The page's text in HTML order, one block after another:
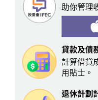
助你管理
貸款及債
計算借貸
用貼士。
退休計劃